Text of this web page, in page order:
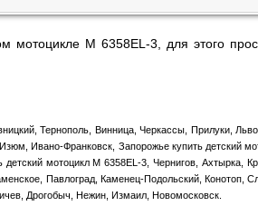
мотоцикле M 6358EL-3, для этого
Тернополь, Винница, Черкассы, Прилуки,
Ивано-Франковск, Запорожье купить детский
мотоцикл M 6358EL-3, Чернигов, Ахтырка,
Павлоград, Каменец-Подольский, Конотоп,
Дрогобыч, Нежин, Измаил, Новомосковск.